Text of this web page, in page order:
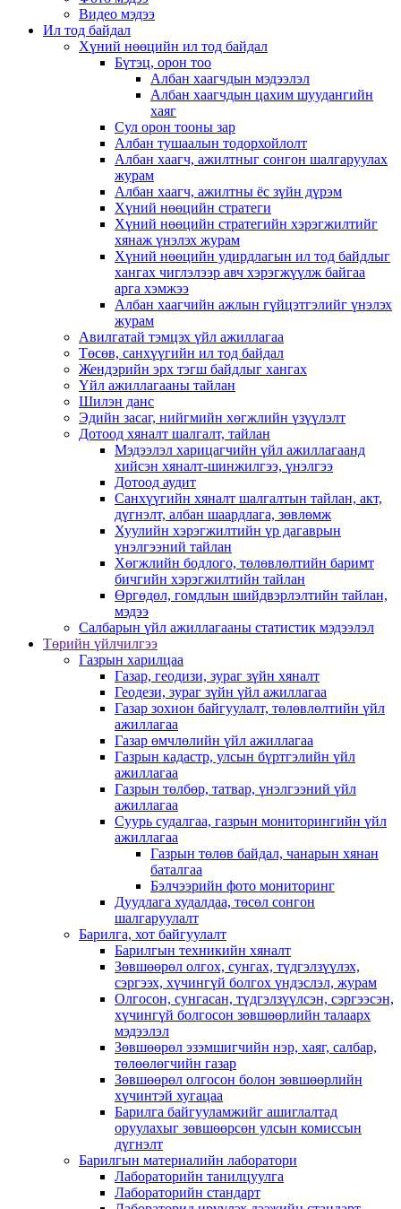
Видео мэдээ
Ил тод байдал
Хүний нөөцийн ил тод байдал
Бүтэц, орон тоо
Албан хаагчдын мэдээлэл
Албан хаагчдын цахим шуудангийн
хаяг
Сул орон тооны зар
Албан тушаалын тодорхойлолт
Албан хаагч, ажилтныг сонгон шалгаруулах
журам
Албан хаагч, ажилтны ёс зүйн дүрэм
Хүний нөөцийн стратеги
Хүний нөөцийн стратегийн хэрэгжилтийг
хянаж үнэлэх журам
Хүний нөөцийн удирдлагын ил тод байдлыг
хангах чиглэлээр авч хэрэгжүүлж байгаа
арга хэмжээ
Албан хаагчийн ажлын гүйцэтгэлийг үнэлэх
журам
Авилгатай тэмцэх үйл ажиллагаа
Төсөв, санхүүгийн ил тод байдал
Жендэрийн эрх тэгш байдлыг хангах
Үйл ажиллагааны тайлан
Шилэн данс
Эдийн засаг, нийгмийн хөгжлийн үзүүлэлт
Дотоод хяналт шалгалт, тайлан
Мэдээлэл харицагчийн үйл ажиллагаанд
хийсэн хяналт-шинжилгээ, үнэлгээ
Дотоод аудит
Санхүүгийн хяналт шалгалтын тайлан, акт,
дүгнэлт, албан шаардлага, зөвлөмж
Хуулийн хэрэгжилтийн үр дагаврын
үнэлгээний тайлан
Хөгжлийн бодлого, төлөвлөлтийн баримт
бичгийн хэрэгжилтийн тайлан
Өргөдөл, гомдлын шийдвэрлэлтийн тайлан,
мэдээ
Салбарын үйл ажиллагааны статистик мэдээлэл
Төрийн үйлчилгээ
Газрын харилцаа
Газар, геодизи, зураг зүйн хяналт
Геодези, зураг зүйн үйл ажиллагаа
Газар зохион байгуулалт, төлөвлөлтийн үйл
ажиллагаа
Газар өмчлөлийн үйл ажиллагаа
Газрын кадастр, улсын бүртгэлийн үйл
ажиллагаа
Газрын төлбөр, татвар, үнэлгээний үйл
ажиллагаа
Суурь судалгаа, газрын мониторингийн үйл
ажиллагаа
Газрын төлөв байдал, чанарын хянан
баталгаа
Бэлчээрийн фото мониторинг
Дуудлага худалдаа, төсөл сонгон
шалгаруулалт
Барилга, хот байгуулалт
Барилгын техникийн хяналт
Зөвшөөрөл олгох, сунгах, түдгэлзүүлэх,
сэргээх, хүчингүй болгох үндэслэл, журам
Олгосон, сунгасан, түдгэлзүүлсэн, сэргээсэн,
хүчингүй болгосон зөвшөөрлийн талаарх
мэдээлэл
Зөвшөөрөл эзэмшигчийн нэр, хаяг, салбар,
төлөөлөгчийн газар
Зөвшөөрөл олгосон болон зөвшөөрлийн
хүчинтэй хугацаа
Барилга байгууламжийг ашиглалтад
оруулахыг зөвшөөрсөн улсын комиссын
дүгнэлт
Барилгын материалийн лаборатори
Лабораторийн танилцуулга
Лабораторийн стандарт